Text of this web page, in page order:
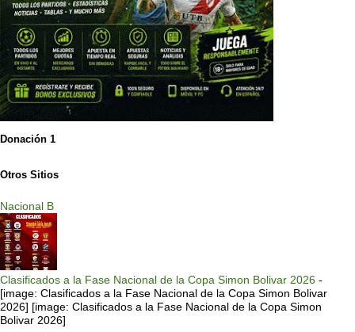
Donación 1
Otros Sitios
Nacional B
Clasificados a la Fase Nacional de la Copa Simon Bolivar 2026 -
[image: Clasificados a la Fase Nacional de la Copa Simon Bolivar
2026] [image: Clasificados a la Fase Nacional de la Copa Simon
Bolivar 2026]